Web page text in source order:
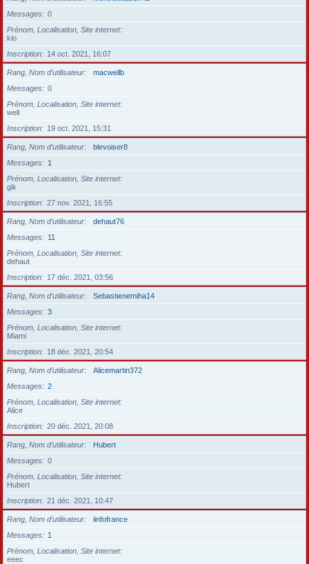
Messages
0
Prénom, Localisation, Site internet
kio
Inscription
14 oct. 2021, 16:07
Rang, Nom d’utilisateur
macwellb
Messages
0
Prénom, Localisation, Site internet
well
Inscription
19 oct. 2021, 15:31
Rang, Nom d’utilisateur
blevoiser8
Messages
1
Prénom, Localisation, Site internet
gik
Inscription
27 nov. 2021, 16:55
Rang, Nom d’utilisateur
dehaut76
Messages
11
Prénom, Localisation, Site internet
dehaut
Inscription
17 déc. 2021, 03:56
Rang, Nom d’utilisateur
Sebastienemiha14
Messages
3
Prénom, Localisation, Site internet
Miami
Inscription
18 déc. 2021, 20:54
Rang, Nom d’utilisateur
Alicemartin372
Messages
2
Prénom, Localisation, Site internet
Alice
Inscription
20 déc. 2021, 20:08
Rang, Nom d’utilisateur
Hubert
Messages
0
Prénom, Localisation, Site internet
Hubert
Inscription
21 déc. 2021, 10:47
Rang, Nom d’utilisateur
iinfofrance
Messages
1
Prénom, Localisation, Site internet
eeec